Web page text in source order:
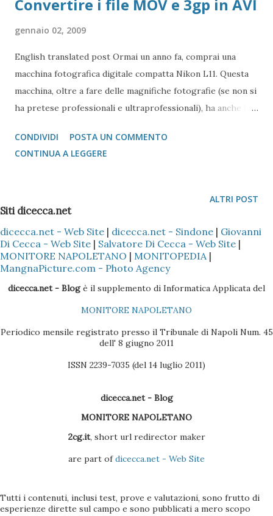
Convertire i file MOV e 3gp in AVI
gennaio 02, 2009
English translated post Ormai un anno fa, comprai una
macchina fotografica digitale compatta Nikon L11. Questa
macchina, oltre a fare delle magnifiche fotografie (se non si
ha pretese professionali e ultraprofessionali), ha anche la
formato TV classico (VGA standard 640 x 480 dpi),
spezzando ogni singola ripresa in file distinti che hanno
VHS ( ve le ricordare le videocassete? ), poter effettuare un
minimo di montaggio dell'enorme quantità di immagini che
si era ripreso (specialmente per chi come me ha vissuto gli
ultimi splendori dei 5 minuti delle "pizzette" Super8 )
stato quello di creare un unico film dai singoli file, con la
possibilità di poter editare il video con il "taglia e cuci". I file
...
CONDIVIDI
POSTA UN COMMENTO
CONTINUA A LEGGERE
ALTRI POST
Siti dicecca.net
dicecca.net - Web Site | dicecca.net - Sindone | Giovanni
Di Cecca - Web Site | Salvatore Di Cecca - Web Site |
MONITORE NAPOLETANO | MONITOPEDIA |
MangnaPicture.com - Photo Agency
dicecca.net - Blogè il supplemento di Informatica Applicata del
MONITORE NAPOLETANO
Periodico mensile registrato presso il Tribunale di Napoli Num. 45
dell' 8 giugno 2011
ISSN 2239-7035 (del 14 luglio 2011)
dicecca.net - Blog
MONITORE NAPOLETANO
2cg.it, short url redirector maker
are part ofdicecca.net - Web Site
Tutti i contenuti, inclusi test, prove e valutazioni, sono frutto di
esperienze dirette sul campo e sono pubblicati a mero scopo